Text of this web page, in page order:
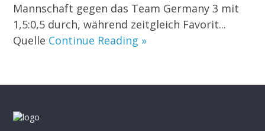
Mannschaft gegen das Team Germany 3 mit
1,5:0,5 durch, während zeitgleich Favorit...
Quelle Continue Reading »